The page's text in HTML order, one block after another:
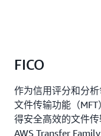
FICO
作为信用评分和分
文件传输功能（
得安全高效的文件
AWS Transfer